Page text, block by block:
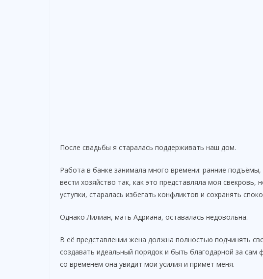
После свадьбы я старалась поддерживать наш дом.
Работа в банке занимала много времени: ранние подъёмы,
вести хозяйство так, как это представляла моя свекровь,
уступки, старалась избегать конфликтов и сохранять
Однако Лилиан, мать Адриана, оставалась недовольна.
В её представлении жена должна полностью подчинять
создавать идеальный порядок и быть благодарной за сам
со временем она увидит мои усилия и примет меня.